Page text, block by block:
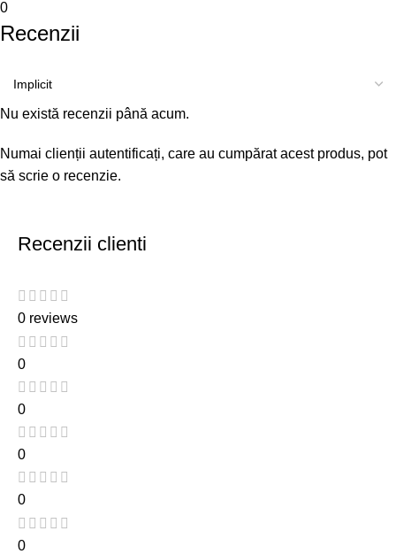
0
Recenzii
Nu există recenzii până acum.
Numai clienții autentificați, care au cumpărat acest produs, pot
să scrie o recenzie.
Recenzii clienti
0 reviews
0
0
0
0
0